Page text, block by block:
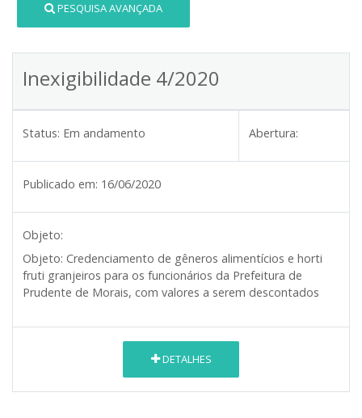
PESQUISA AVANÇADA
Inexigibilidade 4/2020
Status: Em andamento Abertura:
Publicado em: 16/06/2020
Objeto:
Objeto: Credenciamento de gêneros alimentícios e horti
fruti granjeiros para os funcionários da Prefeitura de
Prudente de Morais, com valores a serem descontados
DETALHES